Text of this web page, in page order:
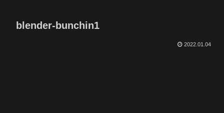
blender-bunchin1
2022.01.04